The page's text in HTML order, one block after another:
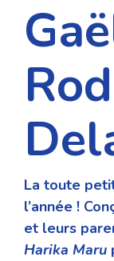
Rod
La toute
l’année !
et leurs
Harika Maru